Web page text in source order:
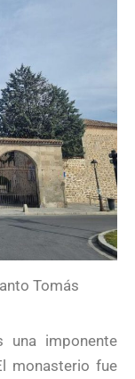
Tomás
una imponente
monasterio fue